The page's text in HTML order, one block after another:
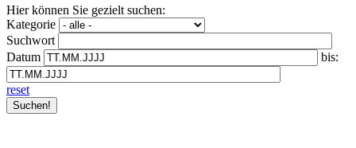
Hier können Sie gezielt suchen:
Kategorie
Suchwort
Datum
bis:
reset